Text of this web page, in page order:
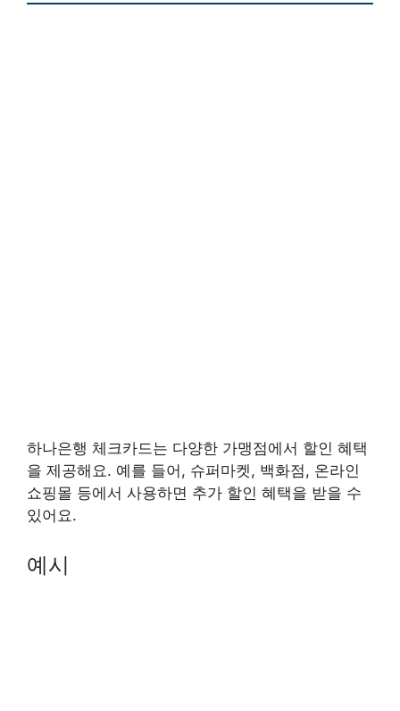
하나은행 체크카드는 다양한 가맹점에서 할인 혜택
을 제공해요. 예를 들어, 슈퍼마켓, 백화점, 온라인
쇼핑몰 등에서 사용하면 추가 할인 혜택을 받을 수
있어요.
예시